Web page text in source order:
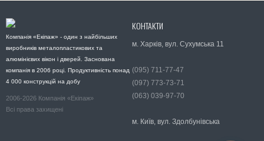
Компанія «Екіпаж» - один з найбільших
виробників металопластикових та
алюмінієвих вікон і дверей. Заснована
компанія в 2006 році. Продуктивність понад
4 000 конструкцій на добу
2006-2026 Компанія «Екіпаж»
Всі права захищені
КОНТАКТИ
м. Харків, вул. Сухумська 11
(095) 711-77-47
(097) 773-73-71
(063) 039-97-70
м. Київ, вул. Здолбунівська